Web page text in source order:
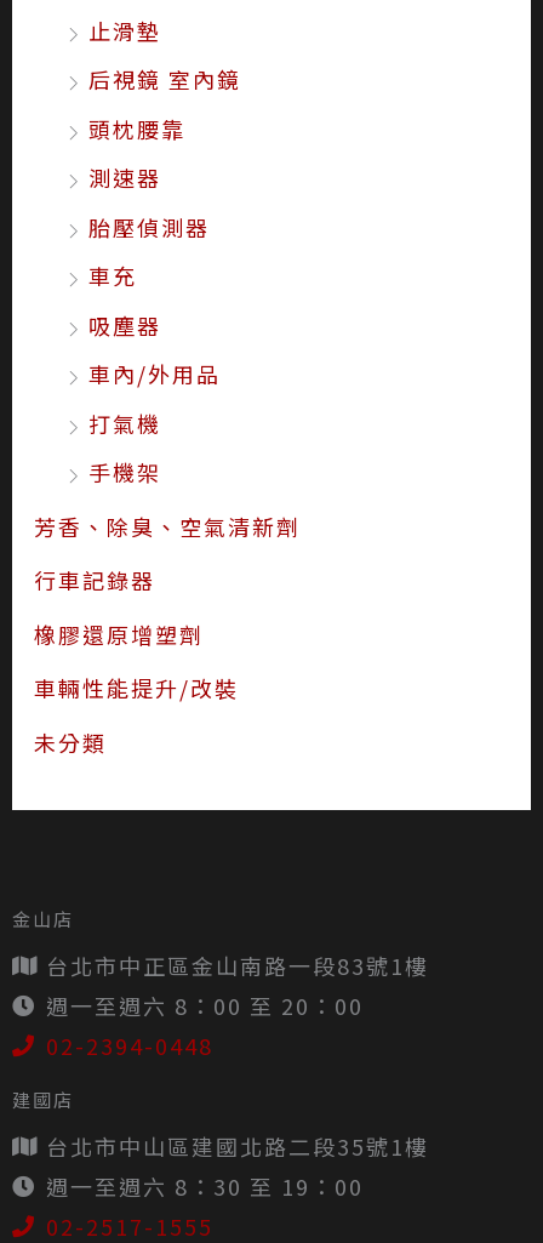
止滑墊
后視鏡 室內鏡
頭枕腰靠
測速器
胎壓偵測器
車充
吸塵器
車內/外用品
打氣機
手機架
芳香、除臭、空氣清新劑
行車記錄器
橡膠還原增塑劑
車輛性能提升/改裝
未分類
金山店
台北市中正區金山南路一段83號1樓
週一至週六 8：00 至 20：00
02-2394-0448
建國店
台北市中山區建國北路二段35號1樓
週一至週六 8：30 至 19：00
02-2517-1555